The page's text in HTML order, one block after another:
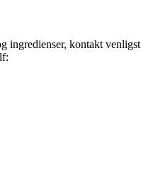
ingredienser, kontakt venligst